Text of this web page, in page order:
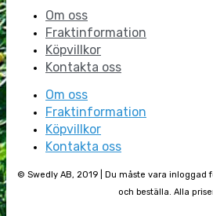
Om oss
Fraktinformation
Köpvillkor
Kontakta oss
Om oss
Fraktinformation
Köpvillkor
Kontakta oss
© Swedly AB, 2019 | Du måste vara inloggad
och beställa. Alla